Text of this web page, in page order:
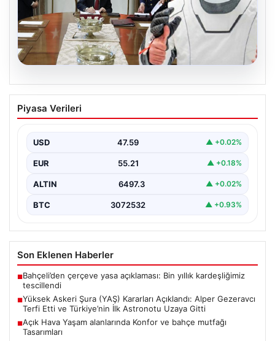
Yüksek Askeri Şura (YAŞ) Kararları
Açıklandı: Alper Gezeravcı Terfi Etti ve
Türkiye’nin savunma ve askerî yapısında önemli dönüm
…
Piyasa Verileri
USD 47.59 ▲ +0.02%
EUR 55.21 ▲ +0.18%
ALTIN 6497.3 ▲ +0.02%
BTC 3072532 ▲ +0.93%
Son Eklenen Haberler
■Bahçeli’den çerçeve yasa açıklaması: Bin yıllık kardeşliğimiz
tescillendi
■Yüksek Askeri Şura (YAŞ) Kararları Açıklandı: Alper Gezeravcı
Terfi Etti ve Türkiye’nin İlk Astronotu Uzaya Gitti
■Açık Hava Yaşam alanlarında Konfor ve bahçe mutfağı
Tasarımları